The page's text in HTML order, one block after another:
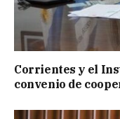
Corrientes y el
convenio de